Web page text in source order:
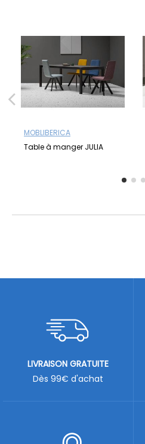
MOBLIBERICA
Table à manger JULIA
LIVRAISON GRATUITE
Dès 99€ d'achat